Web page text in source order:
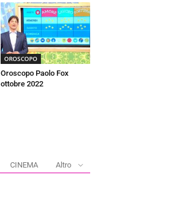
OROSCOPO
Oroscopo Paolo Fox
ottobre 2022
CINEMA Altro